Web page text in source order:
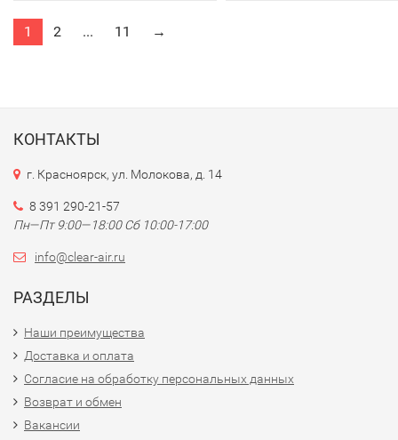
1 2 ... 11 →
КОНТАКТЫ
г. Красноярск, ул. Молокова, д. 14
8 391 290-21-57
Пн—Пт 9:00—18:00 Сб 10:00-17:00
info@clear-air.ru
РАЗДЕЛЫ
Наши преимущества
Доставка и оплата
Согласие на обработку персональных данных
Возврат и обмен
Вакансии